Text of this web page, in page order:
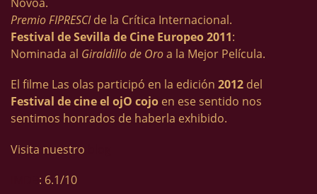
Premio FIPRESCIde la Crítica Internacional.
Festival de Sevilla de Cine Europeo 2011:
Nominada al Giraldillo de Oroa la Mejor Película.
El filme Las olas participó en la edición 2012 del
Festival de cine el ojO cojo en ese sentido nos
sentimos honrados de haberla exhibido.
Visita nuestro
: 6.1/10